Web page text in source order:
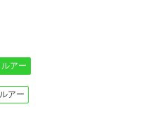
ルアー
ルアー